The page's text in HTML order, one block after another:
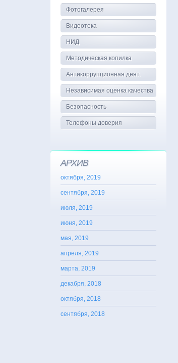
Фотогалерея
Видеотека
НИД
Методическая копилка
Антикоррупционная деят.
Независимая оценка качества
Безопасность
Телефоны доверия
АРХИВ
октября, 2019
сентября, 2019
июля, 2019
июня, 2019
мая, 2019
апреля, 2019
марта, 2019
декабря, 2018
октября, 2018
сентября, 2018